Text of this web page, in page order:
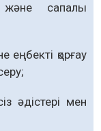
және сапалы
еңбекті қорғау
әдістері мен